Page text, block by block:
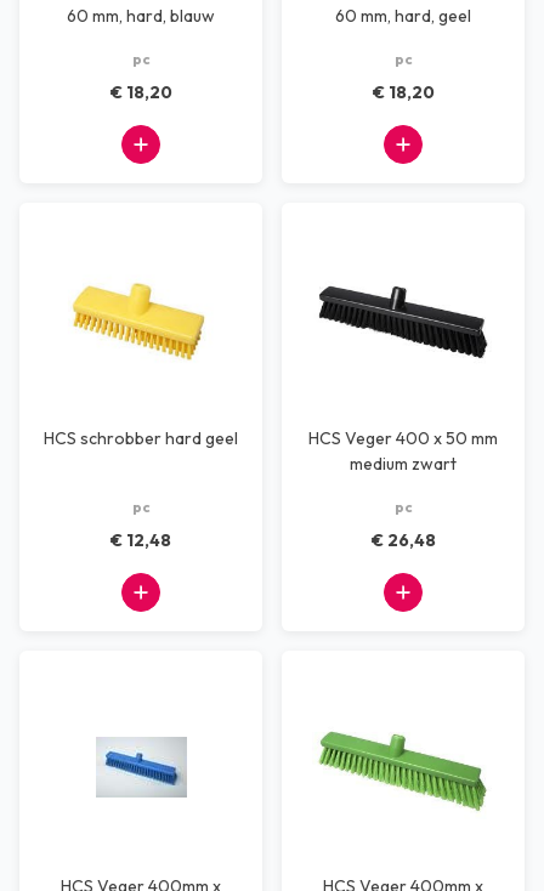
60 mm, hard, blauw
pc
€ 18,20
60 mm, hard, geel
pc
€ 18,20
HCS schrobber hard geel
pc
€ 12,48
HCS Veger 400 x 50 mm
medium zwart
pc
€ 26,48
HCS Veger 400mm x HCS Veger 400mm x